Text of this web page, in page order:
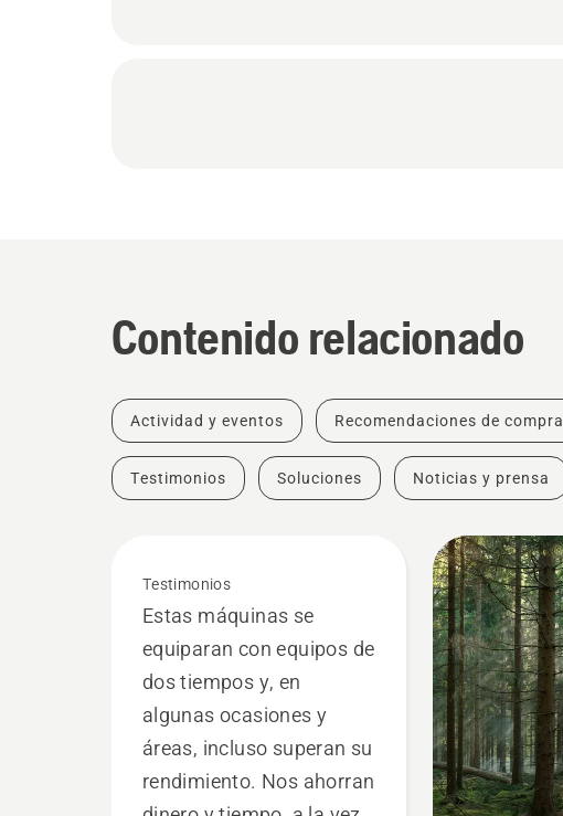
Contenido relacionado
Actividad y eventos Recomendaciones de compra
Testimonios Soluciones Noticias y prensa
Testimonios
Estas máquinas se
equiparan con equipos de
dos tiempos y, en
algunas ocasiones y
áreas, incluso superan su
rendimiento. Nos ahorran